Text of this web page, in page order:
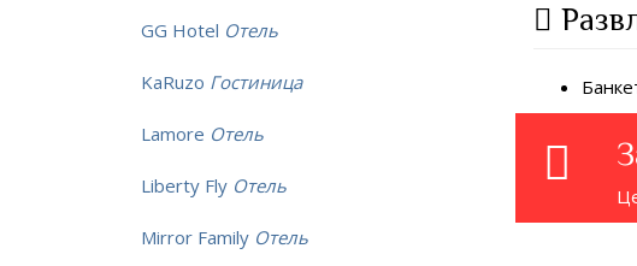
GG Hotel Отель
KaRuzo Гостиница
Lamore Отель
Liberty Fly Отель
Mirror Family Отель